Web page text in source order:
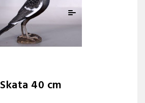
Skata 40 cm